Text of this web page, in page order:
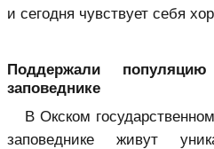
и сегодня чувствует себя
Поддержали
заповеднике
В Окском
заповеднике живут